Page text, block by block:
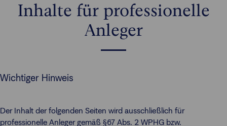
Inhalte für professionelle
Anleger
Wichtiger Hinweis
Der Inhalt der folgenden Seiten wird ausschließlich für
professionelle Anleger gemäß §67 Abs. 2 WPHG bzw.